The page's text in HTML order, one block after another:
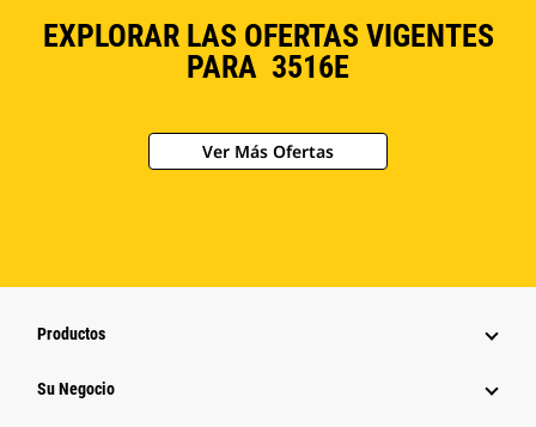
EXPLORAR LAS OFERTAS VIGENTES
PARA 3516E
Ver Más Ofertas
Productos
Su Negocio